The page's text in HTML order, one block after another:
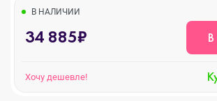
В НАЛИЧИИ
34 885₽
Хочу дешевле!